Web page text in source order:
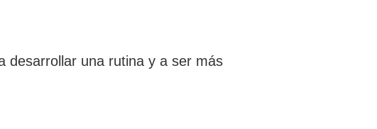
desarrollar una rutina y a ser más